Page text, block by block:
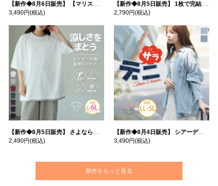
【新作◆8月6日販売】 【マリスポーツ】 運動初心者さんのための フード付き パーカー | 大きいサイズの通販ならハッピーマリリン
3,490円(税込)
【新作◆8月5日販売】 1枚で完結 袖口＆バック フハク使い トップス | 大きいサイズの通販ならハッピーマリリン
2,790円(税込)
【新作◆8月5日販売】 さよなら猛暑 涼しさを着る 遮熱 接触冷感 吸水・速乾 五分袖 コンフォートメッシュ 配色レイヤード 風ゆる Tシャツ | 大きいサイズの通販ならハッピーマリリン
2,490円(税込)
【新作◆8月4日販売】 シアーデニムで お洒落に肌隠し | 大きいサイズの通販ならハッピーマリリン
3,490円(税込)
新作をもっと見る